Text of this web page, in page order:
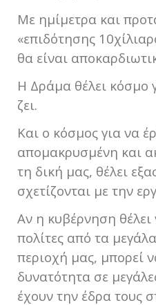
Με ημίμετρα και
«επιδότησης
θα είναι
Η Δράμα θέλει κόσμο
ζει.
Και ο κόσμος για να
απομακρυσμένη και
τη δική μας, θέλει
σχετίζονται με την
Αν η κυβέρνηση
πολίτες από τα
περιοχή μας, μπορεί
δυνατότητα σε
έχουν την έδρα τους